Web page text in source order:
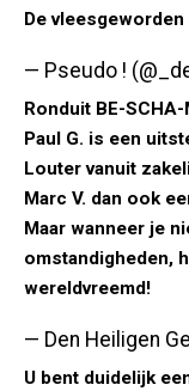
De vleesgeworden
— Pseudo !
Ronduit BE-SCHA-
Paul G. is een
Louter vanuit
Marc V. dan ook
Maar wanneer je
omstandigheden,
wereldvreemd!
— Den Heiligen
U bent duidelijk